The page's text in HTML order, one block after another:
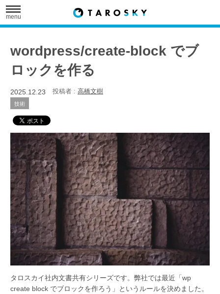
menu
wordpress/create-block でブ
ロックを作る
2025.12.23 投稿者 : 高橋文樹
技術
タロスカイ社内文書共有シリーズです。弊社では最近「wp
create block でブロックを作ろう」というルールを決めました。